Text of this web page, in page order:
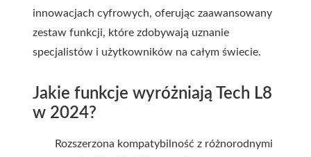
innowacjach cyfrowych, oferując zaawansowany
zestaw funkcji, które zdobywają uznanie
specjalistów i użytkowników na całym świecie.
Jakie funkcje wyróżniają Tech L8
w 2024?
Rozszerzona kompatybilność z różnorodnymi